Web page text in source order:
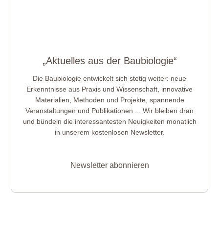
„Aktuelles aus der Baubiologie“
Die Baubiologie entwickelt sich stetig weiter: neue
Erkenntnisse aus Praxis und Wissenschaft, innovative
Materialien, Methoden und Projekte, spannende
Veranstaltungen und Publikationen ... Wir bleiben dran
und bündeln die interessantesten Neuigkeiten monatlich
in unserem kostenlosen Newsletter.
Newsletter abonnieren